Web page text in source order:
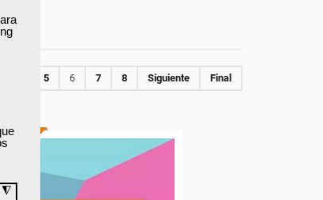
◮
5 6 7 8 Siguiente Final